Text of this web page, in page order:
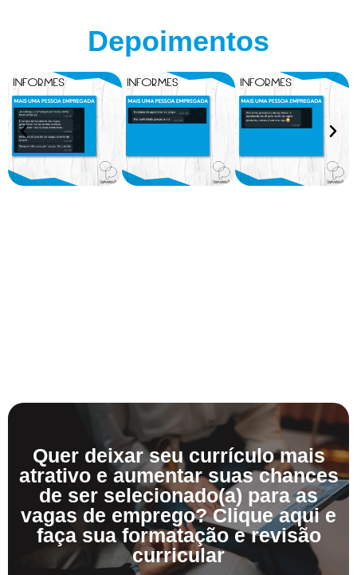
Depoimentos
Quer deixar seu currículo mais
atrativo e aumentar suas chances
de ser selecionado(a) para as
vagas de emprego? Clique aqui e
faça sua formatação e revisão
curricular